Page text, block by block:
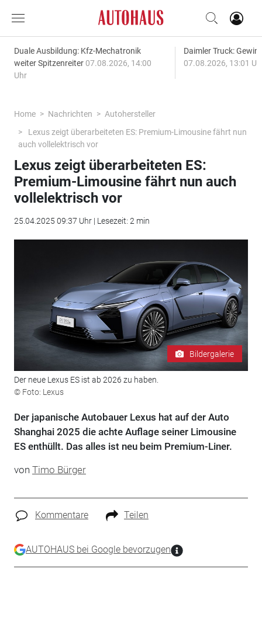
Duale Ausbildung: Kfz-Mechatronik
weiter Spitzenreiter 07.08.2026, 14:00
Uhr
Daimler Truck:
07.08.2026, 13:01
Home Nachrichten
Autohersteller
Lexus zeigt überarbeiteten ES: Premium-Limousine fährt nun
auch vollelektrisch vor
Lexus zeigt überarbeiteten ES:
Premium-Limousine fährt nun auch
vollelektrisch vor
25.04.2025 09:37 Uhr | Lesezeit: 2 min
Bildergalerie
Der neue Lexus ES ist ab 2026 zu haben.
© Foto: Lexus
Der japanische Autobauer Lexus hat auf der Auto
Shanghai 2025 die achte Auflage seiner Limousine
ES enthüllt. Das alles ist neu beim Premium-Liner.
von Timo Bürger
Kommentare Teilen
AUTOHAUS bei Google bevorzugen